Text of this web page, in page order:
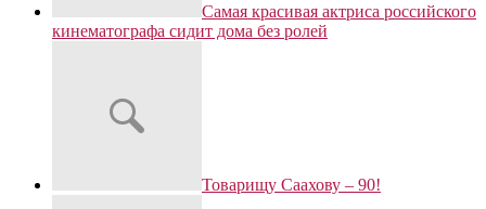
Самая красивая актриса российского
кинематографа сидит дома без ролей
Товарищу Саахову – 90!